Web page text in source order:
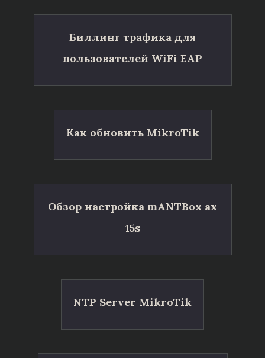
Биллинг трафика для
пользователей WiFi EAP
Как обновить MikroTik
Обзор настройка mANTBox ax
15s
NTP Server MikroTik